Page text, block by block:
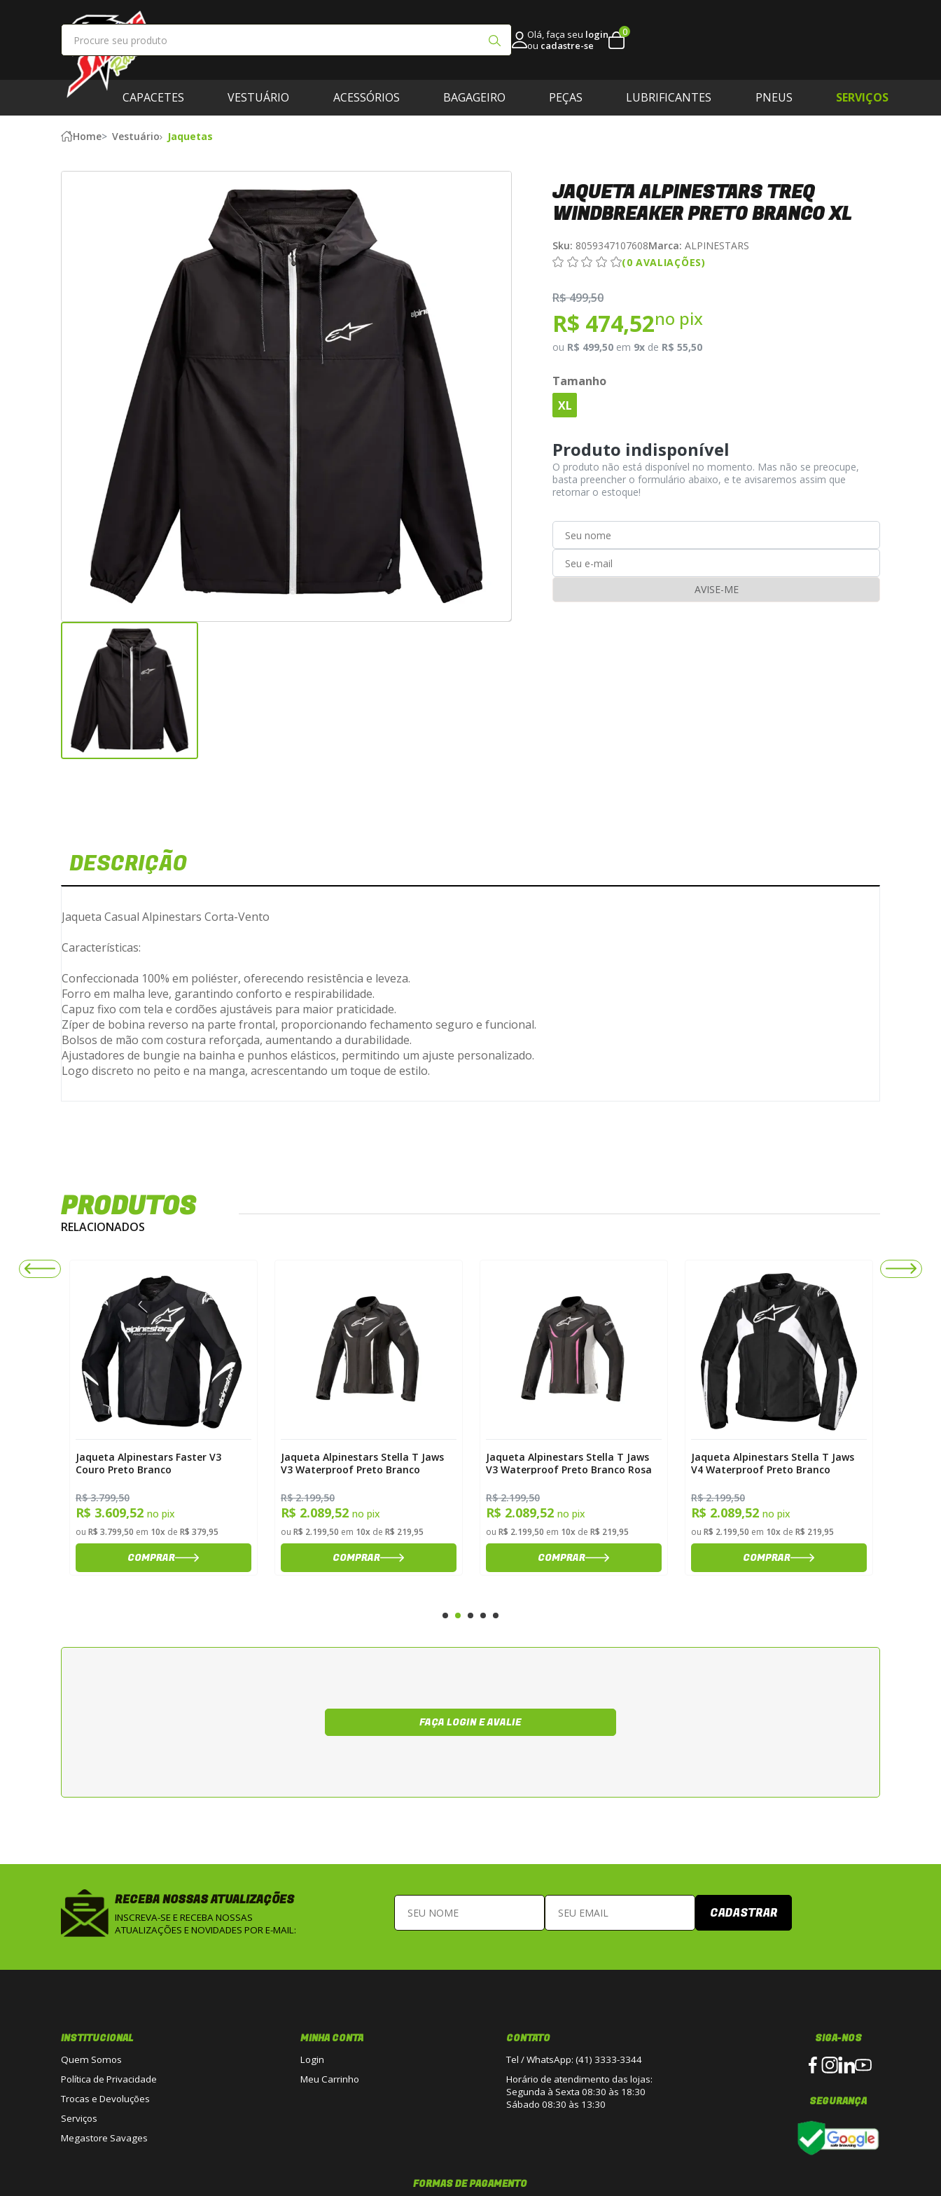
Olá, faça seu login
ou cadastre-se
0
CAPACETES VESTUÁRIO ACESSÓRIOS BAGAGEIRO PEÇAS LUBRIFICANTES PNEUS SERVIÇOS
Home Vestuário Jaquetas
JAQUETA ALPINESTARS TREQ
WINDBREAKER PRETO BRANCO XL
Sku: 8059347107608Marca: ALPINESTARS
(0 AVALIAÇÕES)
R$ 499,50
R$ 474,52no pix
ou R$ 499,50 em 9x de R$ 55,50
Tamanho
XL
Produto indisponível
O produto não está disponível no momento. Mas não se preocupe,
basta preencher o formulário abaixo, e te avisaremos assim que
retornar o estoque!
AVISE-ME
Veja em nossas lojas o estoque desse produto
DESCRIÇÃO
Jaqueta Casual Alpinestars Corta-Vento
Características:
Confeccionada 100% em poliéster, oferecendo resistência e leveza.
Forro em malha leve, garantindo conforto e respirabilidade.
Capuz fixo com tela e cordões ajustáveis para maior praticidade.
Zíper de bobina reverso na parte frontal, proporcionando fechamento seguro e funcional.
Bolsos de mão com costura reforçada, aumentando a durabilidade.
Ajustadores de bungie na bainha e punhos elásticos, permitindo um ajuste personalizado.
Logo discreto no peito e na manga, acrescentando um toque de estilo.
PRODUTOS
RELACIONADOS
Jaqueta Alpinestars Faster V3
Couro Preto Branco
R$ 3.799,50
R$ 3.609,52 no pix
ou R$ 3.799,50 em 10xde R$ 379,95
COMPRAR
Jaqueta Alpinestars Stella T Jaws
V3 Waterproof Preto Branco
R$ 2.199,50
R$ 2.089,52 no pix
ou R$ 2.199,50 em 10xde R$ 219,95
COMPRAR
Jaqueta Alpinestars Stella T Jaws
V3 Waterproof Preto Branco Rosa
R$ 2.199,50
R$ 2.089,52 no pix
ou R$ 2.199,50 em 10xde R$ 219,95
COMPRAR
Jaqueta Alpinestars Stella T Jaws
V4 Waterproof Preto Branco
R$ 2.199,50
R$ 2.089,52 no pix
ou R$ 2.199,50 em 10xde R$ 219,95
COMPRAR
FAÇA LOGIN E AVALIE
RECEBA NOSSAS ATUALIZAÇÕES
INSCREVA-SE E RECEBA NOSSAS
ATUALIZAÇÕES E NOVIDADES POR E-MAIL:
CADASTRAR
INSTITUCIONAL
Quem Somos
Política de Privacidade
Trocas e Devoluções
Serviços
Megastore Savages
MINHA CONTA
Login
Meu Carrinho
CONTATO
Tel / WhatsApp: (41) 3333-3344
Horário de atendimento das lojas:
Segunda à Sexta 08:30 às 18:30
Sábado 08:30 às 13:30
SIGA-NOS
SEGURANÇA
FORMAS DE PAGAMENTO